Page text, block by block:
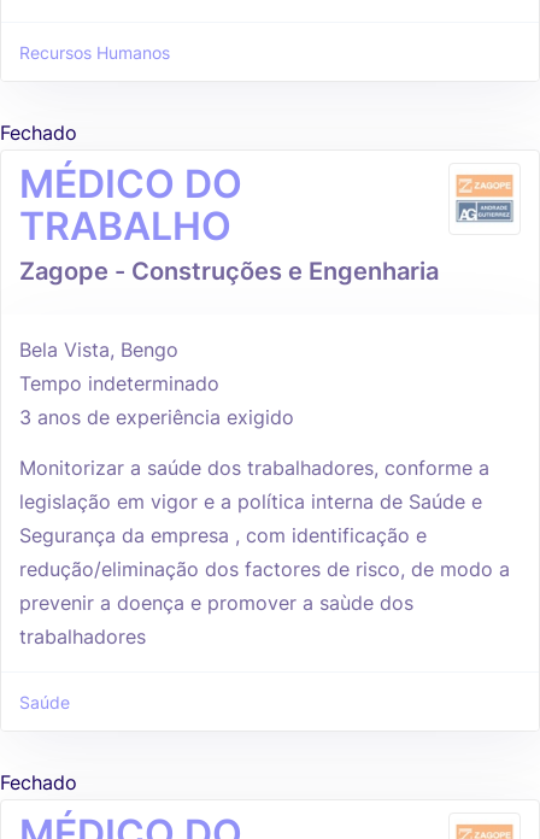
Recursos Humanos
Fechado
MÉDICO DO
TRABALHO
Zagope - Construções e Engenharia
Bela Vista, Bengo
Tempo indeterminado
3 anos de experiência exigido
Monitorizar a saúde dos trabalhadores, conforme a
legislação em vigor e a política interna de Saúde e
Segurança da empresa , com identificação e
redução/eliminação dos factores de risco, de modo a
prevenir a doença e promover a saùde dos
trabalhadores
Saúde
Fechado